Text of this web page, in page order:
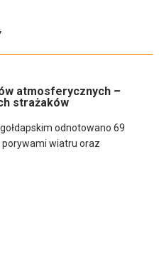
atmosferycznych –
strażaków
odnotowano 69
wiatru oraz